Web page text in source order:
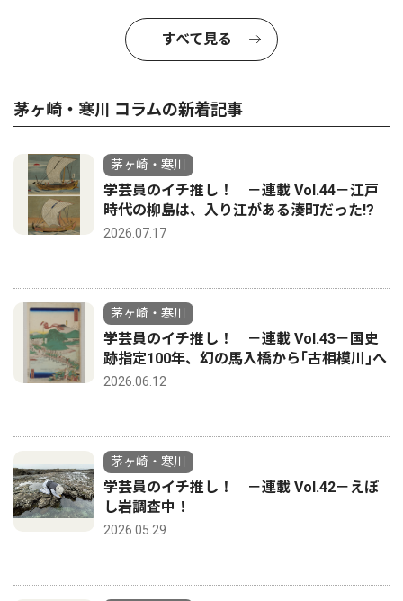
すべて見る
茅ヶ崎・寒川 コラムの新着記事
茅ヶ崎・寒川
学芸員のイチ推し！ －連載 Vol.44－江戸
時代の柳島は、入り江がある湊町だった!?
2026.07.17
茅ヶ崎・寒川
学芸員のイチ推し！ －連載 Vol.43－国史
跡指定100年、幻の馬入橋から｢古相模川｣へ
2026.06.12
茅ヶ崎・寒川
学芸員のイチ推し！ －連載 Vol.42－えぼ
し岩調査中！
2026.05.29